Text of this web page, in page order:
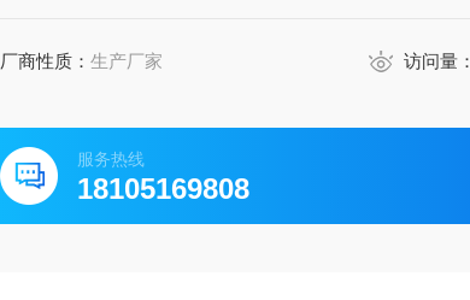
厂商性质：生产厂家 访问量：
服务热线
18105169808